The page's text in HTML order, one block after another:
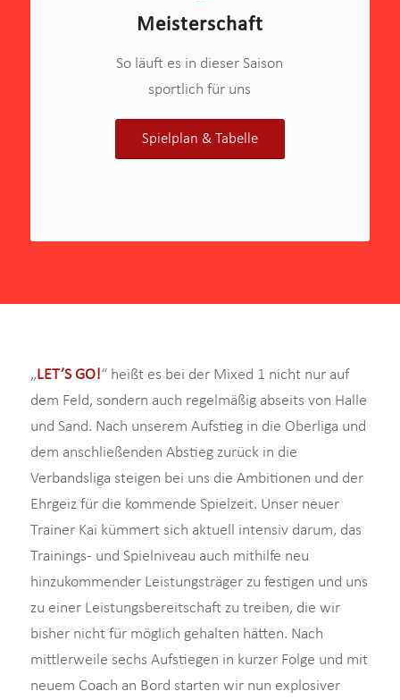
Meisterschaft
So läuft es in dieser Saison
sportlich für uns
Spielplan & Tabelle
„LET’S GO!“ heißt es bei der Mixed 1 nicht nur auf
dem Feld, sondern auch regelmäßig abseits von Halle
und Sand. Nach unserem Aufstieg in die Oberliga und
dem anschließenden Abstieg zurück in die
Verbandsliga steigen bei uns die Ambitionen und der
Ehrgeiz für die kommende Spielzeit. Unser neuer
Trainer Kai kümmert sich aktuell intensiv darum, das
Trainings- und Spielniveau auch mithilfe neu
hinzukommender Leistungsträger zu festigen und uns
zu einer Leistungsbereitschaft zu treiben, die wir
bisher nicht für möglich gehalten hätten. Nach
mittlerweile sechs Aufstiegen in kurzer Folge und mit
neuem Coach an Bord starten wir nun explosiver